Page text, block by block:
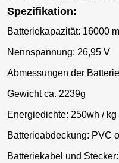
Spezifikation:
Batteriekapazität: 16000
Nennspannung: 26,95 V
Abmessungen der
Gewicht ca. 2239g
Energiedichte: 250wh / kg
Batterieabdeckung: PVC
Batteriekabel und